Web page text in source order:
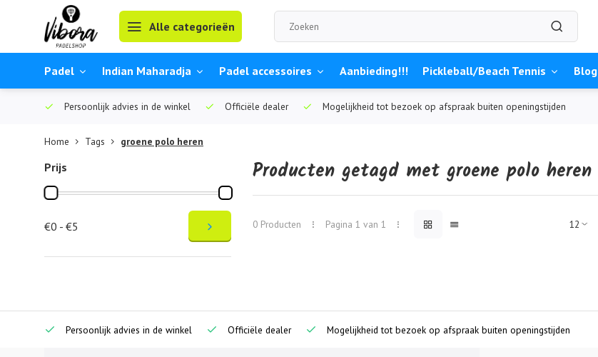
Alle categorieën
Padel Indian Maharadja Padel accessoires Aanbieding!!! Pickleball/Beach Tennis Blog
Persoonlijk advies in de winkel Officiële dealer Mogelijkheid tot bezoek op afspraak buiten openingstijden
Home Tags groene polo heren
Prijs
€0 - €5
Producten getagd met groene polo heren
0 Producten Pagina 1 van 1
Persoonlijk advies in de winkel Officiële dealer Mogelijkheid tot bezoek op afspraak buiten openingstijden